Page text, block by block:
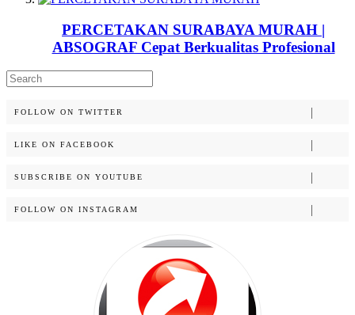
PERCETAKAN SURABAYA MURAH |
ABSOGRAF Cepat Berkualitas Profesional
Search
for:
FOLLOW ON TWITTER
LIKE ON FACEBOOK
SUBSCRIBE ON YOUTUBE
FOLLOW ON INSTAGRAM